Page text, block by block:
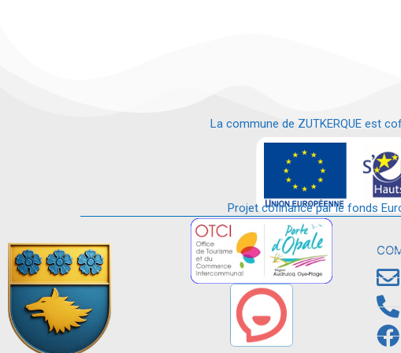
La commune de ZUTKERQUE est
et
Projet cofinancé par le fonds